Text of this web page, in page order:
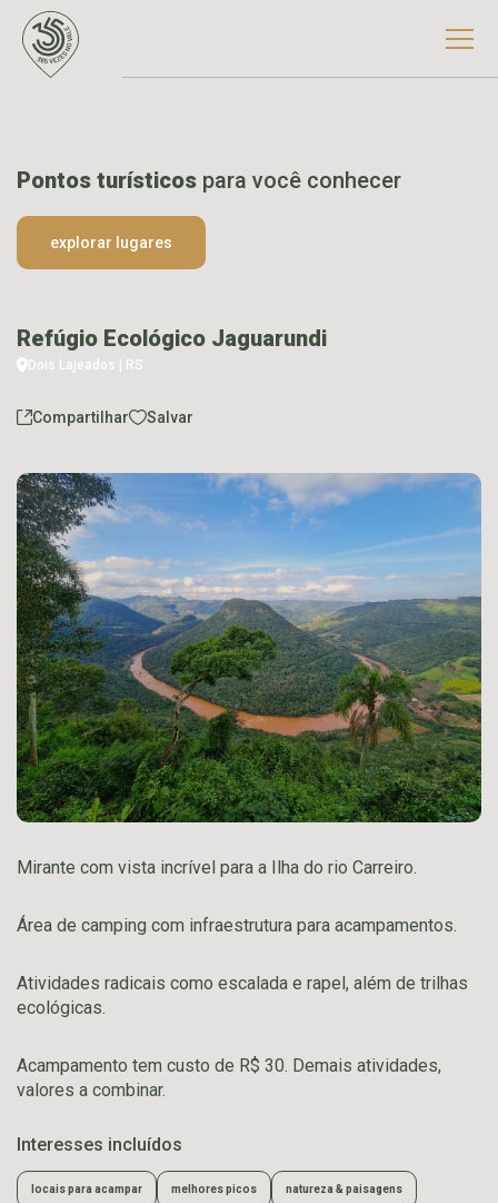
Pontos turísticos para você conhecer
explorar lugares
Refúgio Ecológico Jaguarundi
Dois Lajeados | RS
Compartilhar Salvar
Mirante com vista incrível para a Ilha do rio Carreiro.
Área de camping com infraestrutura para acampamentos.
Atividades radicais como escalada e rapel, além de trilhas
ecológicas.
Acampamento tem custo de R$ 30. Demais atividades,
valores a combinar.
Interesses incluídos
locais para acampar melhores picos natureza & paisagens